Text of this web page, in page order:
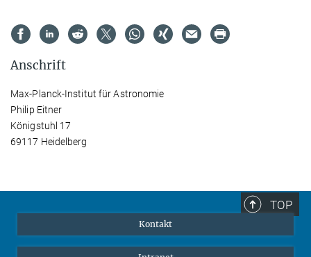
Anschrift
Max-Planck-Institut für Astronomie
Philip Eitner
Königstuhl 17
69117 Heidelberg
TOP
Kontakt